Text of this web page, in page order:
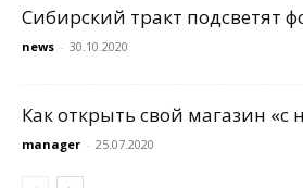
Сибирский тракт подсветят
news - 30.10.2020
Как открыть свой магазин «с
manager - 25.07.2020